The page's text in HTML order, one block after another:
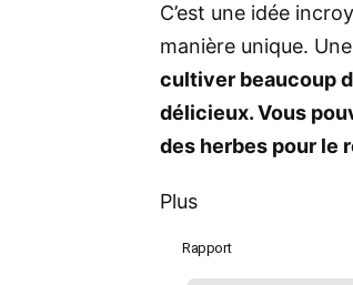
C’est une idée
manière unique.
cultiver beaucoup
délicieux. Vous
des herbes pour le
Plus
Rapport